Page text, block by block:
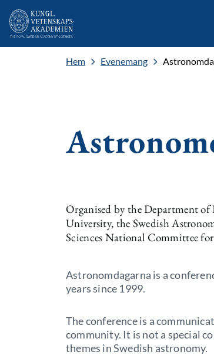
Hem Evenemang
Organised by the Department of
University, the Swedish
Sciences National Committee
Astronomdagarna is a
years since 1999.
The conference is a
community. It is not a special
themes in Swedish astronomy.